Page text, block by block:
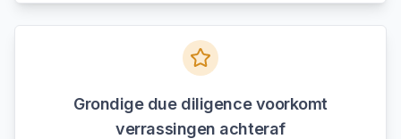
Grondige due diligence voorkomt
verrassingen achteraf